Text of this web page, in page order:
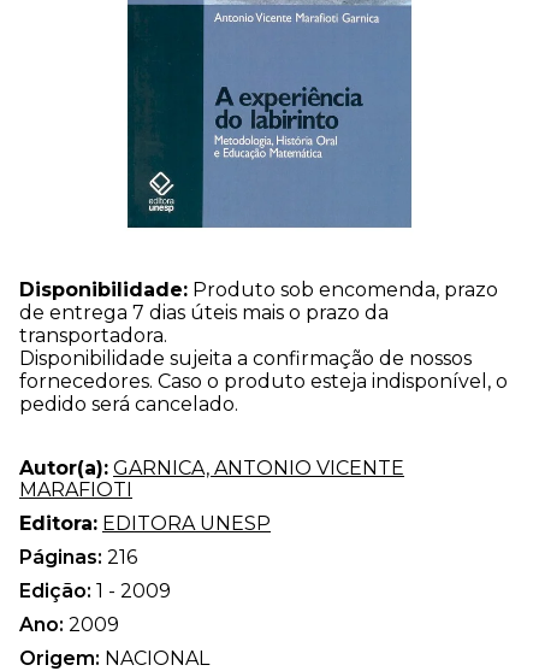
Disponibilidade: Produto sob encomenda, prazo
de entrega 7 dias úteis mais o prazo da
transportadora.
Disponibilidade sujeita a confirmação de nossos
fornecedores. Caso o produto esteja indisponível, o
pedido será cancelado.
Autor(a): GARNICA, ANTONIO VICENTE
MARAFIOTI
Editora: EDITORA UNESP
Páginas: 216
Edição: 1 - 2009
Ano: 2009
Origem: NACIONAL